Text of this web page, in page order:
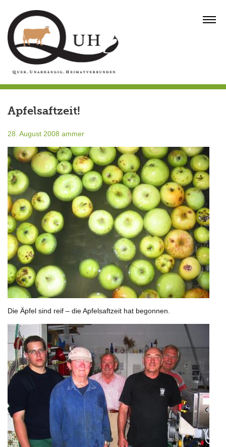
content
Apfelsaftzeit!
28. August 2008 ammer
Die Äpfel sind reif – die Apfelsaftzeit hat begonnen.